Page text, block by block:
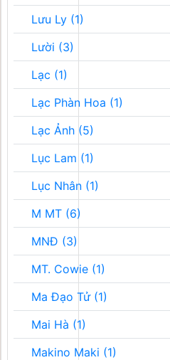
Lưu Ly (1)
Lười (3)
Lạc (1)
Lạc Phàn Hoa (1)
Lạc Ảnh (5)
Lục Lam (1)
Lục Nhân (1)
M MT (6)
MNĐ (3)
MT. Cowie (1)
Ma Đạo Tử (1)
Mai Hà (1)
Makino Maki (1)